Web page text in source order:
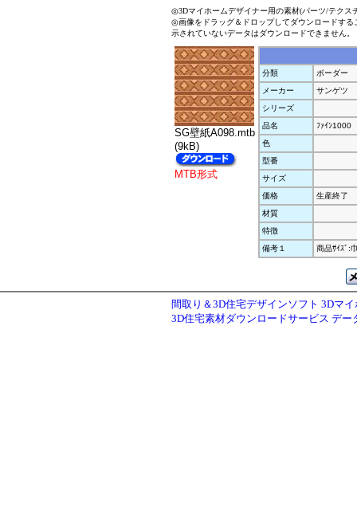
◎3Dマイホームデザイナー用の素材(パーツ/テクス
◎画像をドラッグ＆ドロップしてダウンロードす
示されていないデータはダウンロードできません。
SG壁紙A098.mtb
(9kB)
MTB形式
分類
ボーダー
メーカー
サンゲツ
シリーズ
品名
ﾌｧｲﾝ1000
色
型番
サイズ
価格
生産終了
材質
特徴
備考１
商品ｻｲｽﾞ:
間取り＆3D住宅デザインソフト 3Dマ
3D住宅素材ダウンロードサービス デー